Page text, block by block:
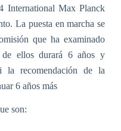
International Max Planck
La puesta en marcha se
que ha examinado
de ellos durará 6 años y
la recomendación de la
6 años más
son: